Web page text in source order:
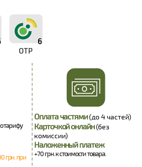
6
OTP
тарифу
грн. при
Оплата частями(до 4 частей)
Карточкой онлайн(без
комиссии)
Наложенный платеж
+70 грн. к стоимости товара.